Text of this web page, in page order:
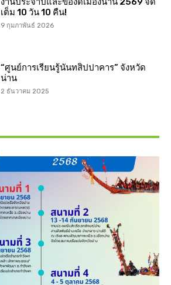
เต็ม 10 วัน 10 คืน!
9 กุมภาพันธ์ 2026
“ศูนย์การเรียนรู้นันทสิปปาคาร” จังหวัด
น่าน
2 ธันวาคม 2025